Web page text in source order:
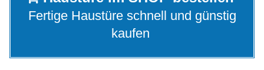
Fertige Haustüre schnell und günstig
kaufen